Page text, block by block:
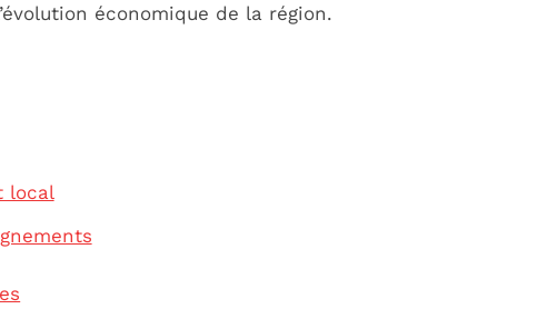
économique de la région.
local